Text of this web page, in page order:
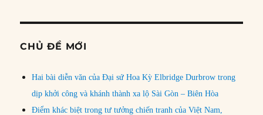
CHỦ ĐỀ MỚI
Hai bài diễn văn của Đại sứ Hoa Kỳ Elbridge Durbrow trong
dịp khởi công và khánh thành xa lộ Sài Gòn – Biên Hòa
Điểm khác biệt trong tư tưởng chiến tranh của Việt Nam,